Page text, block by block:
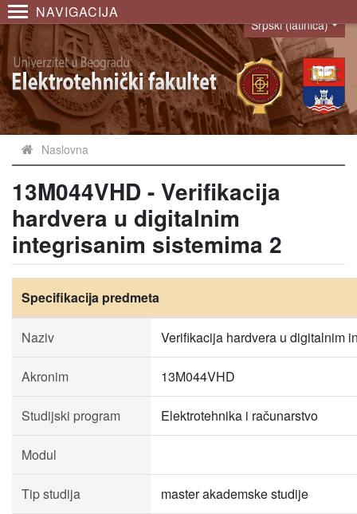
NAVIGACIJA
Language
Srpski (latinica)
Naslovna
13M044VHD - Verifikacija
hardvera u digitalnim
integrisanim sistemima 2
Specifikacija predmeta
Naziv Verifikacija hardvera u digitalnim
Akronim 13M044VHD
Studijski program Elektrotehnika i računarstvo
Modul
Tip studija master akademske studije